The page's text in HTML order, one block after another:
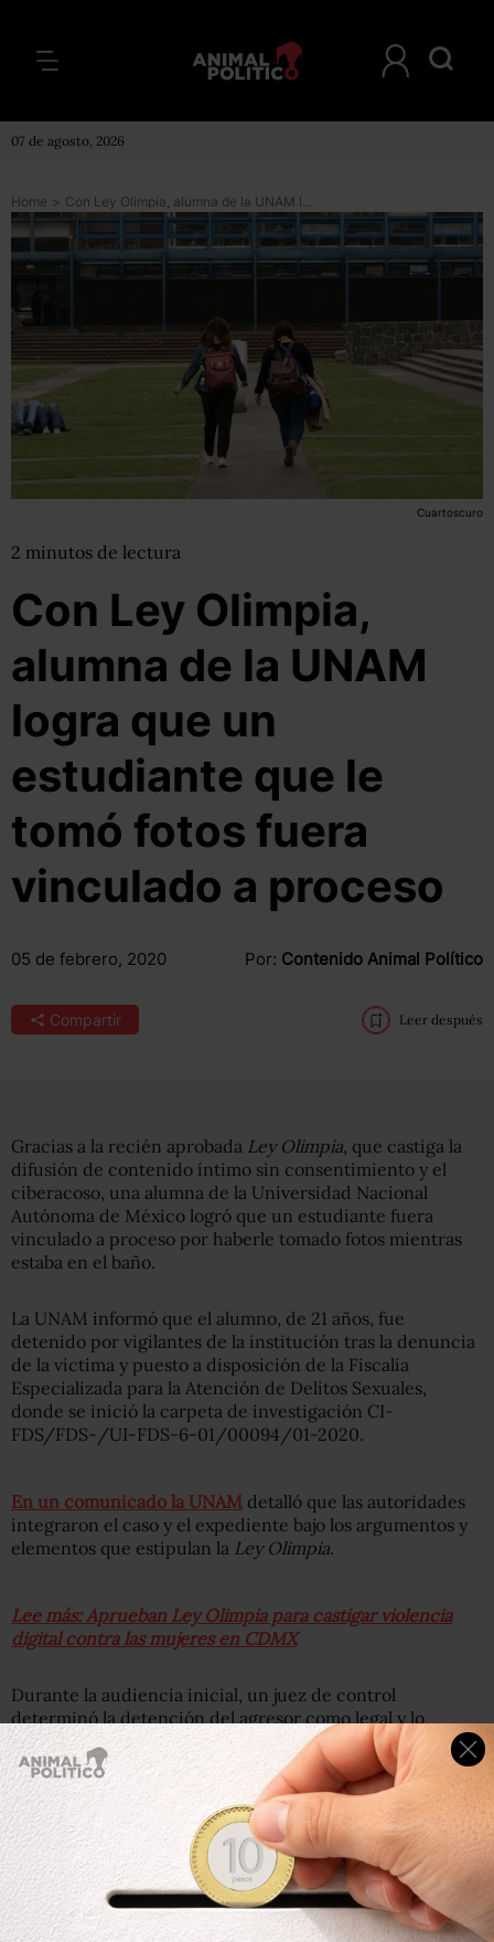
07 de agosto, 2026
Home > Con Ley Olimpia, alumna de la UNAM logra que un estudiante que le tomó fotos fuera vinculado a proceso
Cuartoscuro
2 minutos de lectura
Con Ley Olimpia,
alumna de la UNAM
logra que un
estudiante que le
tomó fotos fuera
vinculado a proceso
05 de febrero, 2020 Por: Contenido Animal Político
Compartir Leer después
Gracias a la recién aprobada Ley Olimpia, que castiga la
difusión de contenido íntimo sin consentimiento y el
ciberacoso, una alumna de la Universidad Nacional
Autónoma de México logró que un estudiante fuera
vinculado a proceso por haberle tomado fotos mientras
estaba en el baño.
La UNAM informó que el alumno, de 21 años, fue
detenido por vigilantes de la institución tras la denuncia
de la víctima y puesto a disposición de la Fiscalía
Especializada para la Atención de Delitos Sexuales,
donde se inició la carpeta de investigación CI-
FDS/FDS-/UI-FDS-6-01/00094/01-2020.
En un comunicado la UNAM detalló que las autoridades
integraron el caso y el expediente bajo los argumentos y
elementos que estipulan la Ley Olimpia.
Lee más: Aprueban Ley Olimpia para castigar violencia
digital contra las mujeres en CDMX
Durante la audiencia inicial, un juez de control
determinó la detención del agresor como legal y lo
vinculó a proceso con la medida cautelar “de
presentación periódica y restricción para acercarse a la
víctima”.